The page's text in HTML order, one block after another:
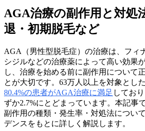
AGA治療の副作用と対処
退・初期脱毛など
AGA（男性型脱毛症）の治療は、フィ
シジルなどの治療薬によって高い効果
し、治療を始める前に副作用について
とが大切です。63万人以上を対象とし
80.4%の患者がAGA治療に満足 してお
ずか2.7%にとどまっています。本記事
副作用の種類・発生率・対処法につい
デンスをもとに詳しく解説します。